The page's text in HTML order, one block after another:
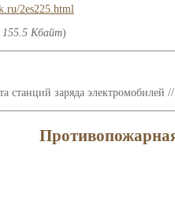
2es225.html
Кбайт)
станций заряда